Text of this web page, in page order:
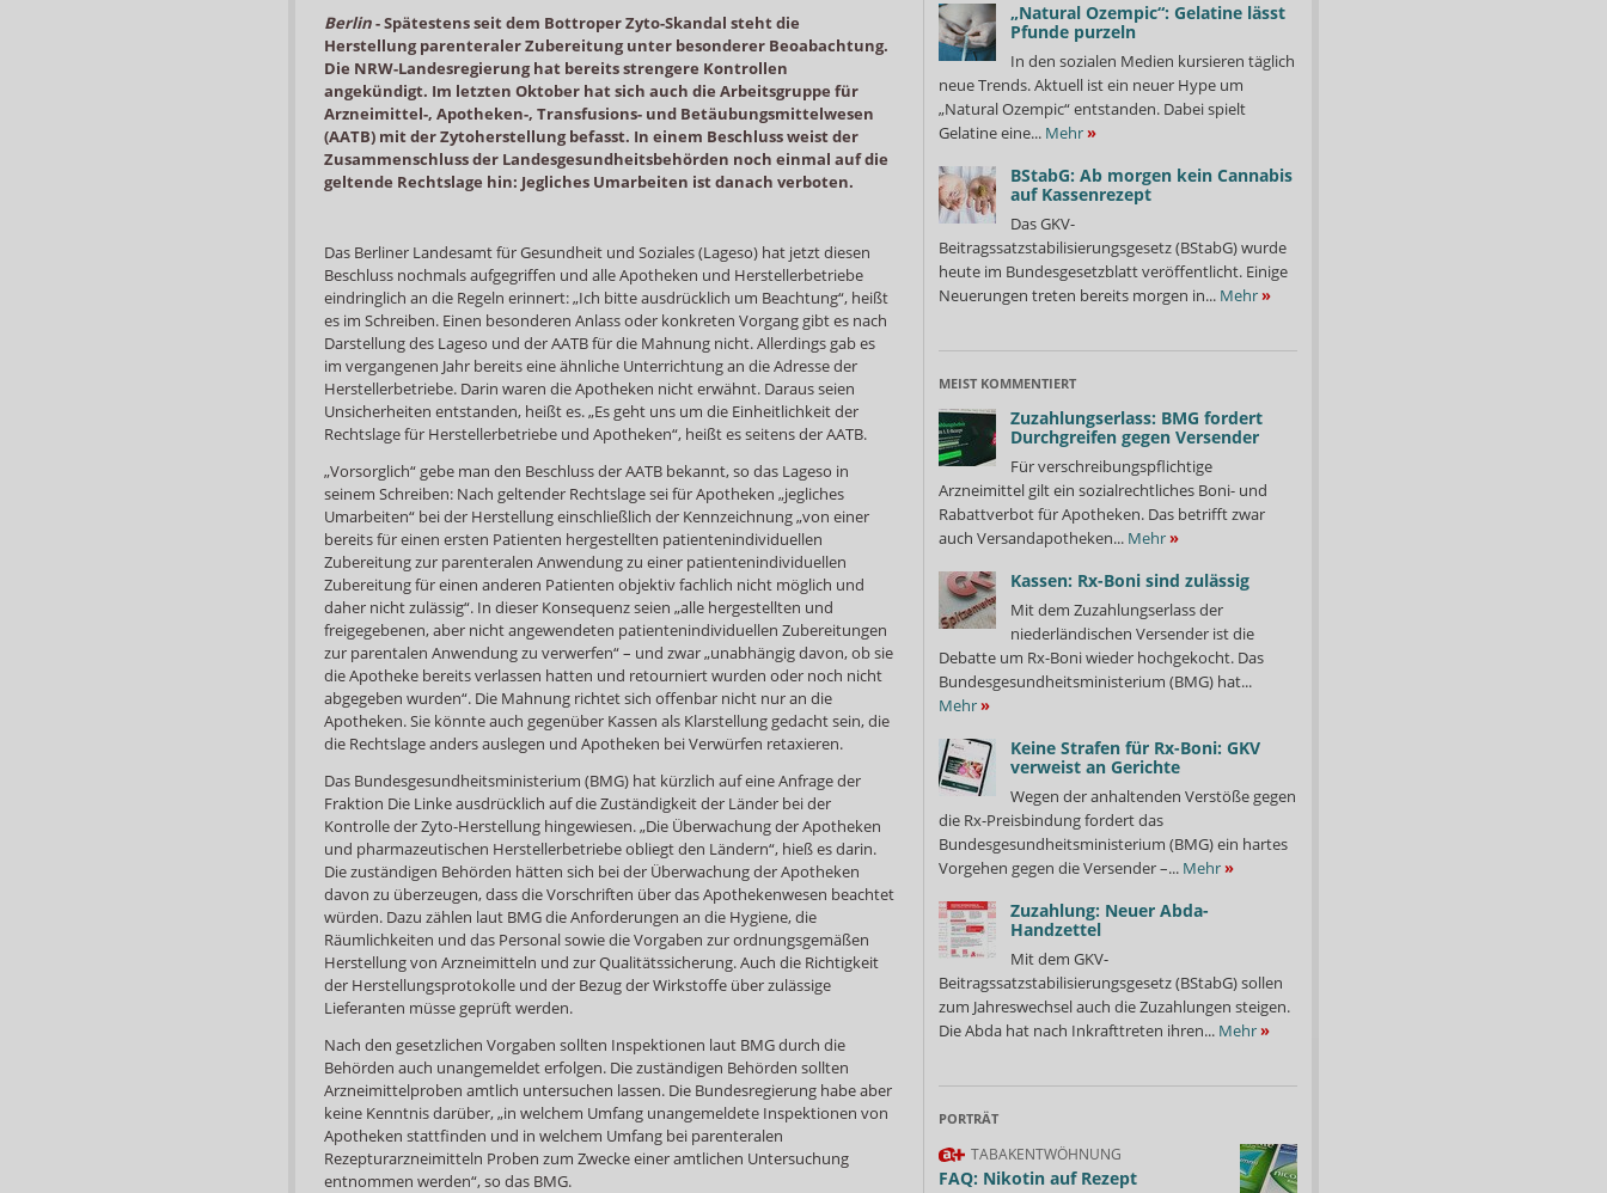
Berlin-Spätestens seit dem Bottroper Zyto-Skandal steht die
Herstellung parenteraler Zubereitung unter besonderer Beoabachtung.
Die NRW-Landesregierung hat bereits strengere Kontrollen
angekündigt. Im letzten Oktober hat sich auch die Arbeitsgruppe für
Arzneimittel-, Apotheken-, Transfusions- und Betäubungsmittelwesen
(AATB) mit der Zytoherstellung befasst. In einem Beschluss weist der
Zusammenschluss der Landesgesundheitsbehörden noch einmal auf die
geltende Rechtslage hin: Jegliches Umarbeiten ist danach verboten.
Das Berliner Landesamt für Gesundheit und Soziales (Lageso) hat jetzt diesen
Beschluss nochmals aufgegriffen und alle Apotheken und Herstellerbetriebe
eindringlich an die Regeln erinnert: „Ich bitte ausdrücklich um Beachtung“, heißt
es im Schreiben. Einen besonderen Anlass oder konkreten Vorgang gibt es nach
Darstellung des Lageso und der AATB für die Mahnung nicht. Allerdings gab es
im vergangenen Jahr bereits eine ähnliche Unterrichtung an die Adresse der
Herstellerbetriebe. Darin waren die Apotheken nicht erwähnt. Daraus seien
Unsicherheiten entstanden, heißt es. „Es geht uns um die Einheitlichkeit der
Rechtslage für Herstellerbetriebe und Apotheken“, heißt es seitens der AATB.
„Vorsorglich“ gebe man den Beschluss der AATB bekannt, so das Lageso in
seinem Schreiben: Nach geltender Rechtslage sei für Apotheken „jegliches
Umarbeiten“ bei der Herstellung einschließlich der Kennzeichnung „von einer
bereits für einen ersten Patienten hergestellten patientenindividuellen
Zubereitung zur parenteralen Anwendung zu einer patientenindividuellen
Zubereitung für einen anderen Patienten objektiv fachlich nicht möglich und
daher nicht zulässig“. In dieser Konsequenz seien „alle hergestellten und
freigegebenen, aber nicht angewendeten patientenindividuellen Zubereitungen
zur parentalen Anwendung zu verwerfen“ – und zwar „unabhängig davon, ob sie
die Apotheke bereits verlassen hatten und retourniert wurden oder noch nicht
abgegeben wurden“. Die Mahnung richtet sich offenbar nicht nur an die
Apotheken. Sie könnte auch gegenüber Kassen als Klarstellung gedacht sein, die
die Rechtslage anders auslegen und Apotheken bei Verwürfen retaxieren.
Das Bundesgesundheitsministerium (BMG) hat kürzlich auf eine Anfrage der
Fraktion Die Linke ausdrücklich auf die Zuständigkeit der Länder bei der
Kontrolle der Zyto-Herstellung hingewiesen. „Die Überwachung der Apotheken
und pharmazeutischen Herstellerbetriebe obliegt den Ländern“, hieß es darin.
Die zuständigen Behörden hätten sich bei der Überwachung der Apotheken
davon zu überzeugen, dass die Vorschriften über das Apothekenwesen beachtet
würden. Dazu zählen laut BMG die Anforderungen an die Hygiene, die
Räumlichkeiten und das Personal sowie die Vorgaben zur ordnungsgemäßen
Herstellung von Arzneimitteln und zur Qualitätssicherung. Auch die Richtigkeit
der Herstellungsprotokolle und der Bezug der Wirkstoffe über zulässige
Lieferanten müsse geprüft werden.
Nach den gesetzlichen Vorgaben sollten Inspektionen laut BMG durch die
Behörden auch unangemeldet erfolgen. Die zuständigen Behörden sollten
Arzneimittelproben amtlich untersuchen lassen. Die Bundesregierung habe aber
keine Kenntnis darüber, „in welchem Umfang unangemeldete Inspektionen von
Apotheken stattfinden und in welchem Umfang bei parenteralen
Rezepturarzneimitteln Proben zum Zwecke einer amtlichen Untersuchung
entnom­men werden“, so das BMG.
„Natural Ozempic“: Gelatine lässt
Pfunde purzeln
In den sozialen Medien kursieren täglich
neue Trends. Aktuell ist ein neuer Hype um
„Natural Ozempic“ entstanden. Dabei spielt
Gelatine eine... Mehr»
BStabG: Ab morgen kein Cannabis
auf Kassenrezept
Das GKV-
Beitragssatzstabilisierungsgesetz (BStabG) wurde
heute im Bundesgesetzblatt veröffentlicht. Einige
Neuerungen treten bereits morgen in... Mehr»
MEIST KOMMENTIERT
Zuzahlungserlass: BMG fordert
Durchgreifen gegen Versender
Für verschreibungspflichtige
Arzneimittel gilt ein sozialrechtliches Boni- und
Rabattverbot für Apotheken. Das betrifft zwar
auch Versandapotheken... Mehr»
Kassen: Rx-Boni sind zulässig
Mit dem Zuzahlungserlass der
niederländischen Versender ist die
Debatte um Rx-Boni wieder hochgekocht. Das
Bundesgesundheitsministerium (BMG) hat...
Mehr»
Keine Strafen für Rx-Boni: GKV
verweist an Gerichte
Wegen der anhaltenden Verstöße gegen
die Rx-Preisbindung fordert das
Bundesgesundheitsministerium (BMG) ein hartes
Vorgehen gegen die Versender –... Mehr»
Zuzahlung: Neuer Abda-
Handzettel
Mit dem GKV-
Beitragssatzstabilisierungsgesetz (BStabG) sollen
zum Jahreswechsel auch die Zuzahlungen steigen.
Die Abda hat nach Inkrafttreten ihren... Mehr»
PORTRÄT
TABAKENTWÖHNUNG
FAQ: Nikotin auf Rezept